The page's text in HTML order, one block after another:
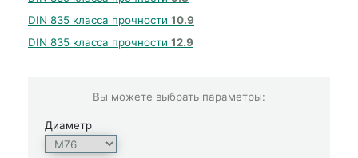
DIN 835 класса прочности 10.9
DIN 835 класса прочности 12.9
Вы можете выбрать параметры:
Диаметр